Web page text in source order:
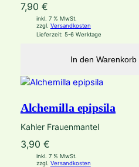
7,90 €
inkl. 7 % MwSt.
zzgl. Versandkosten
Lieferzeit: 5-6 Werktage
In den Warenkorb
Alchemilla epipsila
Kahler Frauenmantel
3,90 €
inkl. 7 % MwSt.
zzgl. Versandkosten